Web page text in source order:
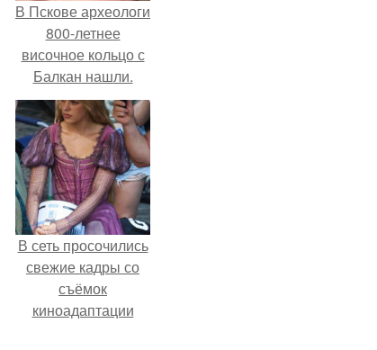
В Пскове археологи
800-летнее
височное кольцо с
Балкан нашли.
В сеть просочились
свежие кадры со
съёмок
киноадаптации